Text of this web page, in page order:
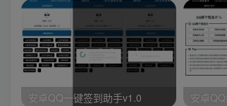
安卓QQ一键签到助手v1.0 安卓